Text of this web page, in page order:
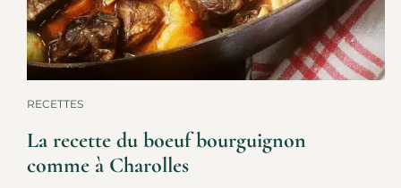
RECETTES
La recette du boeuf bourguignon
comme à Charolles